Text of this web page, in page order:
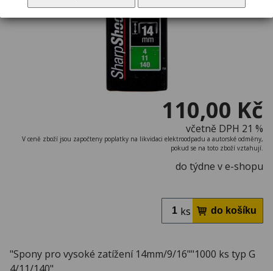
110,00 Kč
včetně DPH 21 %
V ceně zboží jsou započteny poplatky na likvidaci elektroodpadu a autorské odměny,
pokud se na toto zboží vztahují.
do týdne v e-shopu
ks
"Spony pro vysoké zatížení 14mm/9/16""1000 ks typ G